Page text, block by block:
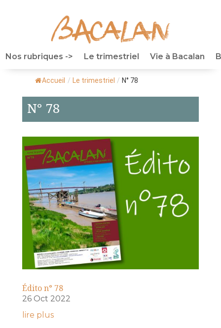
Nos rubriques -> Le trimestriel Vie à Bacalan
Accueil / Le trimestriel / N° 78
N° 78
Édito n° 78
26 Oct 2022
lire plus